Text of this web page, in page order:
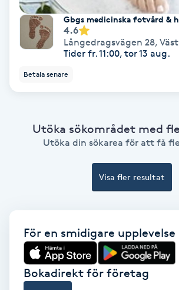
Hypnos
Hårborttagning
Hårbottenbehandling
Idrottsmassage
Gbgs medicinska fotvård &
4.6
Långedragsvägen 28,
Tider fr. 11:00, tor 13 aug.
Betala senare
Utöka sökområdet med
Utöka din sökarea för att få
Visa fler resultat
För en smidigare upplevelse
Bokadirekt för företag